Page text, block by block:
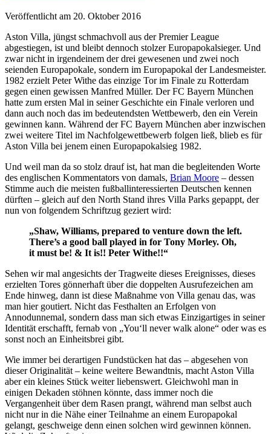
Veröffentlicht am 20. Oktober 2016
Aston Villa, jüngst schmachvoll aus der Premier League
abgestiegen, ist und bleibt dennoch stolzer Europapokalsieger. Und
zwar nicht in irgendeinem der drei gewesenen und zwei noch
seienden Europapokale, sondern im Europapokal der Landesmeister.
1982 erzielt Peter Withe das einzige Tor im Finale zu Rotterdam
gegen einen gewissen Manfred Müller. Der FC Bayern München
hatte zum ersten Mal in seiner Geschichte ein Finale verloren und
dann auch noch das im bedeutendsten Wettbewerb, den ein Verein
gewinnen kann. Während der FC Bayern München aber inzwischen
zwei weitere Titel im Nachfolgewettbewerb folgen ließ, blieb es für
Aston Villa bei jenem einen Europapokalsieg 1982.
Und weil man da so stolz drauf ist, hat man die begleitenden Worte
des englischen Kommentators von damals, Brian Moore – dessen
Stimme auch die meisten fußballinteressierten Deutschen kennen
dürften – gleich auf den North Stand ihres Villa Parks gepappt, der
nun von folgendem Schriftzug geziert wird:
„Shaw, Williams, prepared to venture down the left.
There’s a good ball played in for Tony Morley. Oh,
it must be! & It is!! Peter Withe!!“
Sehen wir mal angesichts der Tragweite dieses Ereignisses, dieses
erzielten Tores gönnerhaft über die doppelten Ausrufezeichen am
Ende hinweg, dann ist diese Maßnahme von Villa genau das, was
man hier goutiert. Nicht das Festhalten an Erfolgen von
Annodunnemal, sondern dass man sich etwas Einzigartiges in seiner
Identität erschafft, fernab von „You‘ll never walk alone“ oder was es
sonst noch an Einheitsbrei gibt.
Wie immer bei derartigen Fundstücken hat das – abgesehen von
dieser Originalität – keine weitere Bewandtnis, macht Aston Villa
aber ein kleines Stück weiter liebenswert. Gleichwohl man in
einigen Dekaden stöhnen könnte, dass immer noch die
Vergangenheit über dem Rasen prangt, während man selbst auch
nicht nur in die Nähe einer Teilnahme an einem Europapokal
gelangt, geschweige denn einen solchen wird gewinnen können.